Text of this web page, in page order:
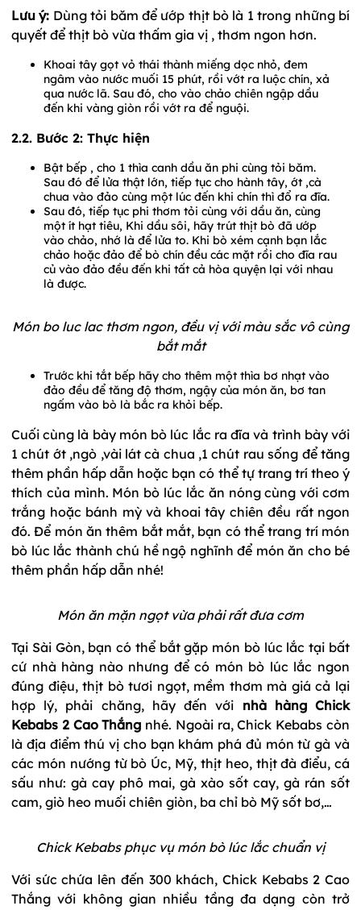
Lưu ý: Dùng tỏi băm để ướp thịt bò là 1 trong những bí
quyết để thịt bò vừa thấm gia vị , thơm ngon hơn.
Khoai tây gọt vỏ thái thành miếng dọc nhỏ, đem
ngâm vào nước muối 15 phút, rồi vớt ra luộc chín, xả
qua nước lã. Sau đó, cho vào chảo chiên ngập dầu
đến khi vàng giòn rồi vớt ra để nguội.
2.2. Bước 2: Thực hiện
Bật bếp , cho 1 thìa canh dầu ăn phi cùng tỏi băm.
Sau đó để lửa thật lớn, tiếp tục cho hành tây, ớt ,cà
chua vào đảo cùng một lúc đến khi chín thì đổ ra đĩa.
Sau đó, tiếp tục phi thơm tỏi cùng với dầu ăn, cùng
một ít hạt tiêu, Khi dầu sôi, hãy trút thịt bò đã ướp
vào chảo, nhớ là để lửa to. Khi bò xém cạnh bạn lắc
chảo hoặc đảo để bò chín đều các mặt rồi cho đĩa rau
củ vào đảo đều đến khi tất cả hòa quyện lại với nhau
là được.
Món bo luc lac thơm ngon, đều vị với màu sắc vô cùng
bắt mắt
Trước khi tắt bếp hãy cho thêm một thìa bơ nhạt vào
đảo đều để tăng độ thơm, ngậy của món ăn, bơ tan
ngấm vào bò là bắc ra khỏi bếp.
Cuối cùng là bày món bò lúc lắc ra đĩa và trình bày với
1 chút ớt ,ngò ,vài lát cà chua ,1 chút rau sống để tăng
thêm phần hấp dẫn hoặc bạn có thể tự trang trí theo ý
thích của mình. Món bò lúc lắc ăn nóng cùng với cơm
trắng hoặc bánh mỳ và khoai tây chiên đều rất ngon
đó. Để món ăn thêm bắt mắt, bạn có thể trang trí món
bò lúc lắc thành chú hề ngộ nghĩnh để món ăn cho bé
thêm phần hấp dẫn nhé!
Món ăn mặn ngọt vừa phải rất đưa cơm
Tại Sài Gòn, bạn có thể bắt gặp món bò lúc lắc tại bất
cứ nhà hàng nào nhưng để có món bò lúc lắc ngon
đúng điệu, thịt bò tươi ngọt, mềm thơm mà giá cả lại
hợp lý, phải chăng, hãy đến với nhà hàng Chick
Kebabs 2 Cao Thắng nhé. Ngoài ra, Chick Kebabs còn
là địa điểm thú vị cho bạn khám phá đủ món từ gà và
các món nướng từ bò Úc, Mỹ, thịt heo, thịt đà điểu, cá
sấu như: gà cay phô mai, gà xào sốt cay, gà rán sốt
cam, giò heo muối chiên giòn, ba chỉ bò Mỹ sốt bơ,…
Chick Kebabs phục vụ món bò lúc lắc chuẩn vị
Với sức chứa lên đến 300 khách, Chick Kebabs 2 Cao
Thắng với không gian nhiều tầng đa dạng còn trở